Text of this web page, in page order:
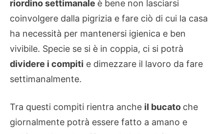
riordino settimanale è bene non lasciarsi
coinvolgere dalla pigrizia e fare ciò di cui la casa
ha necessità per mantenersi igienica e ben
vivibile. Specie se si è in coppia, ci si potrà
dividere i compiti e dimezzare il lavoro da fare
settimanalmente.
Tra questi compiti rientra anche il bucato che
giornalmente potrà essere fatto a amano e